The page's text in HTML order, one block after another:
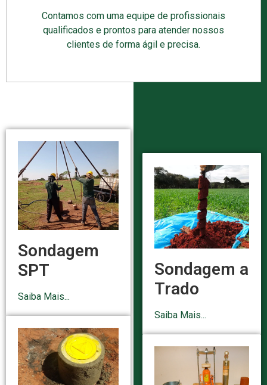
Contamos com uma equipe de profissionais
qualificados e prontos para atender nossos
clientes de forma ágil e precisa.
Sondagem
SPT
Saiba Mais...
Sondagem a
Trado
Saiba Mais...